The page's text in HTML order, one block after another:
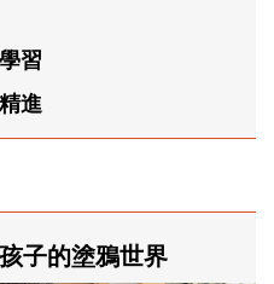
子的塗鴉世界
習
進